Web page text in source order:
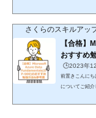
ることをおす
らで購入するこ
さくらのスキルアッ
【合格
おすすめ
🕒️2023年
前置きこんにち
についてご紹